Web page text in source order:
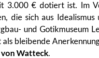
3.000 € dotiert ist. Im
die sich aus
und Gotikmuseum
bleibende
Watteck.